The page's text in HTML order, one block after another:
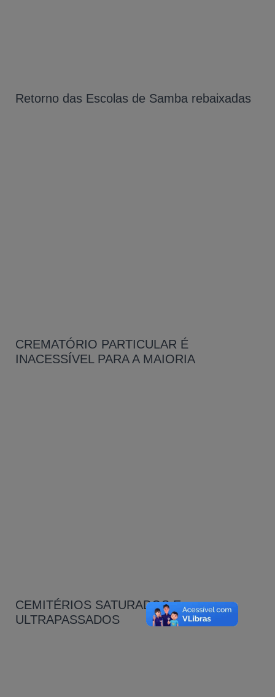
Retorno das Escolas de Samba rebaixadas
CREMATÓRIO PARTICULAR É
INACESSÍVEL PARA A MAIORIA
CEMITÉRIOS SATURADOS E
ULTRAPASSADOS